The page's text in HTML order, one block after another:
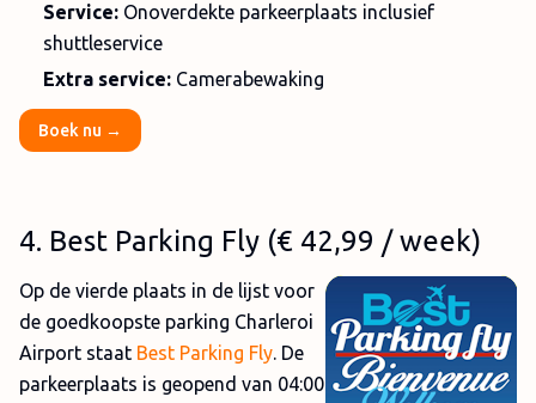
Service: Onoverdekte parkeerplaats inclusief
shuttleservice
Extra service: Camerabewaking
Boek nu →
4. Best Parking Fly (€ 42,99 / week)
Op de vierde plaats in de lijst voor
de goedkoopste parking Charleroi
Airport staat Best Parking Fly. De
parkeerplaats is geopend van 04:00